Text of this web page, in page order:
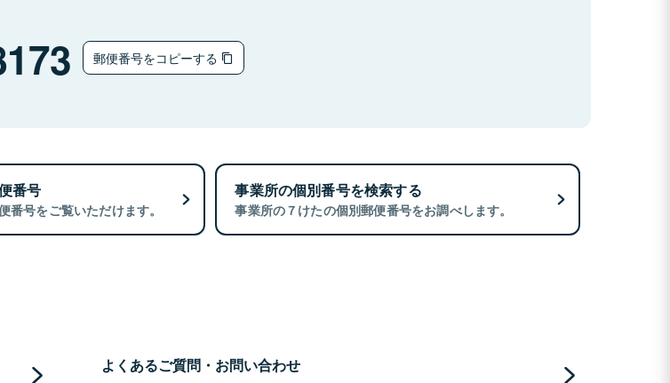
郵便番号をコピーする
番号
番号をご覧いただけます。
事業所の個別番号を検索する
事業所の７けたの個別郵便番号をお調べします。
よくあるご質問・お問い合わせ